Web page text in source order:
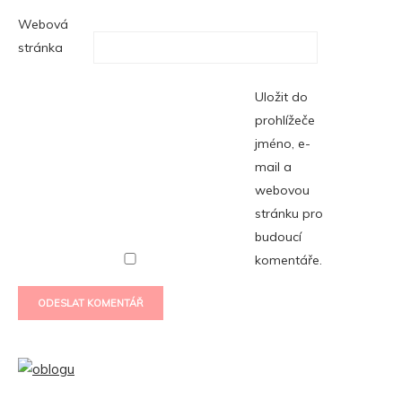
Webová
stránka
Uložit do
prohlížeče
jméno, e-
mail a
webovou
stránku pro
budoucí
komentáře.